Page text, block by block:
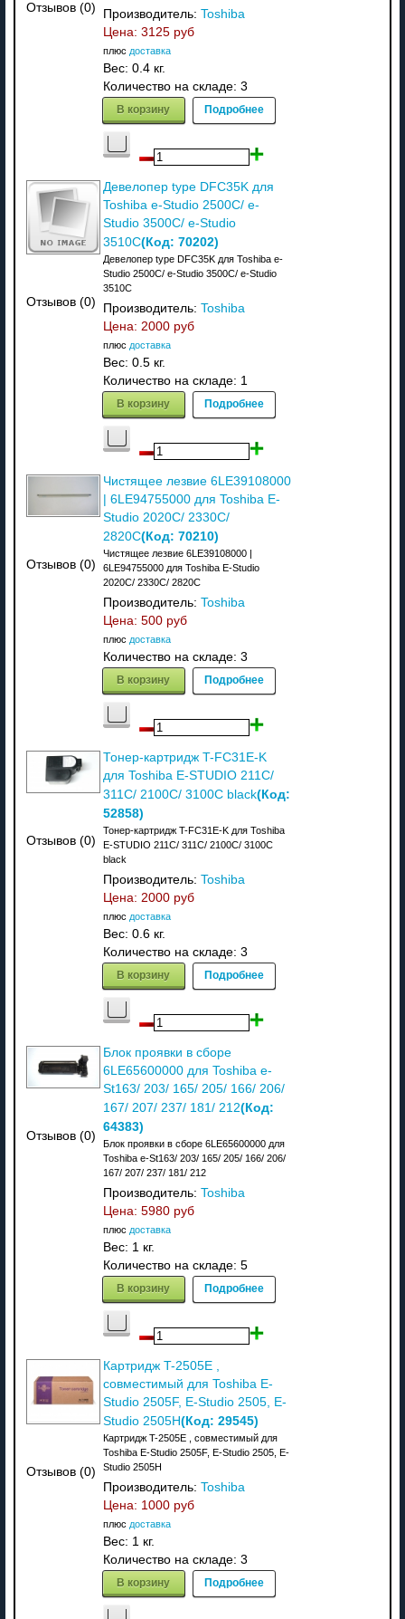
Отзывов (0) Производитель: Toshiba
Цена: 3125 руб
плюс доставка
Вес: 0.4 кг.
Количество на складе: 3
В корзину Подробнее
Отзывов (0)
Девелопер type DFC35K для
Toshiba e-Studio 2500C/ e-
Studio 3500C/ e-Studio
3510C(Код: 70202)
Девелопер type DFC35K для Toshiba e-
Studio 2500C/ e-Studio 3500C/ e-Studio
3510C
Производитель: Toshiba
Цена: 2000 руб
плюс доставка
Вес: 0.5 кг.
Количество на складе: 1
В корзину Подробнее
Отзывов (0)
Чистящее лезвие 6LE39108000
| 6LE94755000 для Toshiba E-
Studio 2020C/ 2330C/
2820C(Код: 70210)
Чистящее лезвие 6LE39108000 |
6LE94755000 для Toshiba E-Studio
2020C/ 2330C/ 2820C
Производитель: Toshiba
Цена: 500 руб
плюс доставка
Количество на складе: 3
В корзину Подробнее
Отзывов (0)
Тонер-картридж T-FC31E-K
для Toshiba E-STUDIO 211C/
311C/ 2100C/ 3100C black(Код:
52858)
Тонер-картридж T-FC31E-K для Toshiba
E-STUDIO 211C/ 311C/ 2100C/ 3100C
black
Производитель: Toshiba
Цена: 2000 руб
плюс доставка
Вес: 0.6 кг.
Количество на складе: 3
В корзину Подробнее
Отзывов (0)
Блок проявки в сборе
6LE65600000 для Toshiba e-
St163/ 203/ 165/ 205/ 166/ 206/
167/ 207/ 237/ 181/ 212(Код:
64383)
Блок проявки в сборе 6LE65600000 для
Toshiba e-St163/ 203/ 165/ 205/ 166/ 206/
167/ 207/ 237/ 181/ 212
Производитель: Toshiba
Цена: 5980 руб
плюс доставка
Вес: 1 кг.
Количество на складе: 5
В корзину Подробнее
Отзывов (0)
Картридж T-2505E ,
совместимый для Toshiba E-
Studio 2505F, E-Studio 2505, E-
Studio 2505H(Код: 29545)
Картридж T-2505E , совместимый для
Toshiba E-Studio 2505F, E-Studio 2505, E-
Studio 2505H
Производитель: Toshiba
Цена: 1000 руб
плюс доставка
Вес: 1 кг.
Количество на складе: 3
В корзину Подробнее